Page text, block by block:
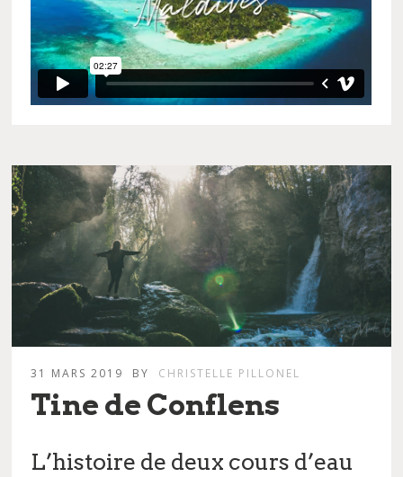
31 MARS 2019 BY CHRISTELLE PILLONEL
Tine de Conflens
L’histoire de deux cours d’eau